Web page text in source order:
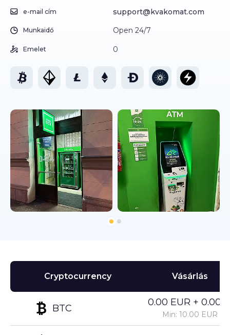
e-mail cím support@kvakomat.com
Munkaidő Open 24/7
Emelet 0
Cryptocurrency
BTC
Vásárlás
0.00 EUR +
Min: 10.00 EUR